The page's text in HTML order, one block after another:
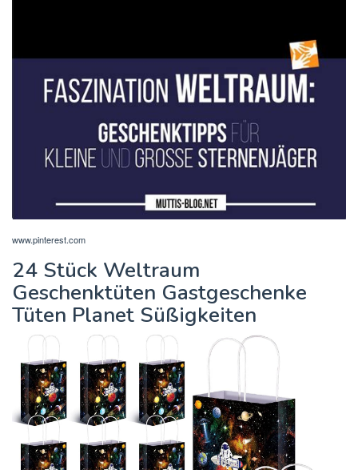
www.pinterest.com
24 Stück Weltraum
Geschenktüten Gastgeschenke
Tüten Planet Süßigkeiten